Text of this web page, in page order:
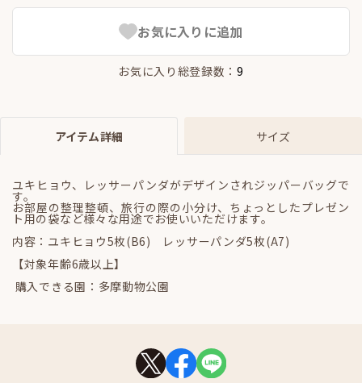
お気に入りに追加
お気に入り総登録数：9
アイテム詳細 サイズ
ユキヒョウ、レッサーパンダがデザインされジッパーバッグで
す。
お部屋の整理整頓、旅行の際の小分け、ちょっとしたプレゼン
ト用の袋など様々な用途でお使いいただけます。
内容：ユキヒョウ5枚(B6) レッサーパンダ5枚(A7)
【対象年齢6歳以上】
購入できる園：多摩動物公園